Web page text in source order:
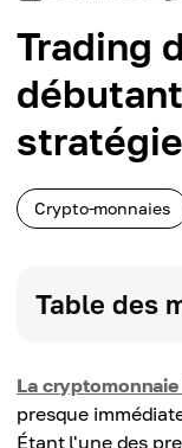
Trading
Crypto-monnaies
Table des
La cryptomonnaie
presque
Étant l'une des